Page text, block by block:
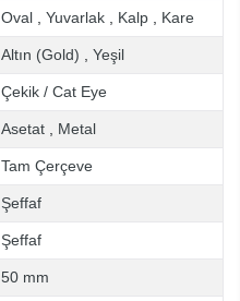
Oval Yuvarlak Kalp Kare
Altın (Gold) Yeşil
Çekik / Cat Eye
Asetat Metal
Tam Çerçeve
Şeffaf
Şeffaf
50 mm